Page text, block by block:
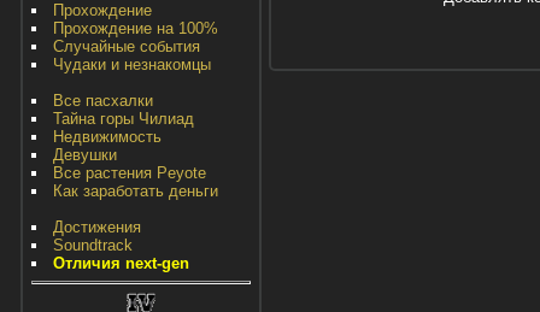
Прохождение
Прохождение на 100%
Случайные события
Чудаки и незнакомцы
Все пасхалки
Тайна горы Чилиад
Недвижимость
Девушки
Все растения Peyote
Как заработать деньги
Достижения
Soundtrack
Отличия next-gen